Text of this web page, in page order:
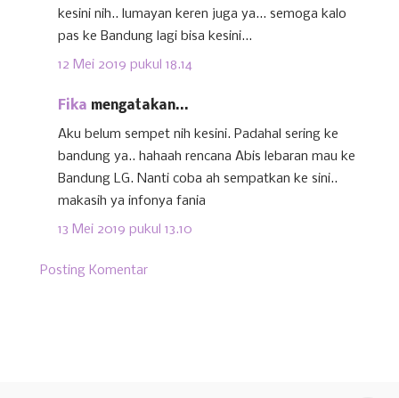
kesini nih.. lumayan keren juga ya... semoga kalo
pas ke Bandung lagi bisa kesini...
12 Mei 2019 pukul 18.14
Fika mengatakan...
Aku belum sempet nih kesini. Padahal sering ke
bandung ya.. hahaah rencana Abis lebaran mau ke
Bandung LG. Nanti coba ah sempatkan ke sini..
makasih ya infonya fania
13 Mei 2019 pukul 13.10
Posting Komentar